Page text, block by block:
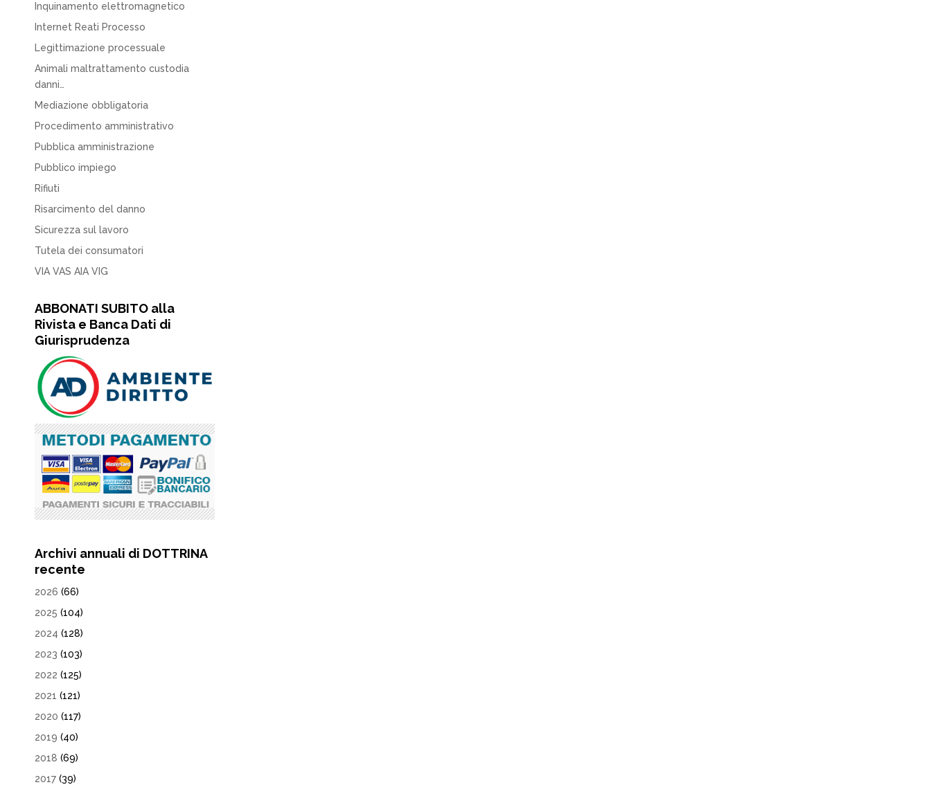
Inquinamento elettromagnetico
Internet Reati Processo
Legittimazione processuale
Animali maltrattamento custodia
danni…
Mediazione obbligatoria
Procedimento amministrativo
Pubblica amministrazione
Pubblico impiego
Rifiuti
Risarcimento del danno
Sicurezza sul lavoro
Tutela dei consumatori
VIA VAS AIA VIG
ABBONATI SUBITO alla
Rivista e Banca Dati di
Giurisprudenza
Archivi annuali di DOTTRINA
recente
2026 (66)
2025 (104)
2024 (128)
2023 (103)
2022 (125)
2021 (121)
2020 (117)
2019 (40)
2018 (69)
2017 (39)